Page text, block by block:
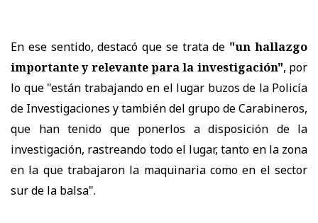
En ese sentido, destacó que se trata de "un hallazgo
importante y relevante para la investigación", por
lo que "están trabajando en el lugar buzos de la Policía
de Investigaciones y también del grupo de Carabineros,
que han tenido que ponerlos a disposición de la
investigación, rastreando todo el lugar, tanto en la zona
en la que trabajaron la maquinaria como en el sector
sur de la balsa".